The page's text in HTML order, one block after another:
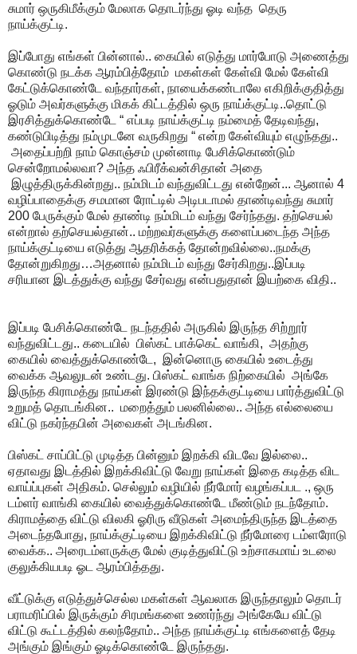
சுமார் ஒருகிமீக்கும் மேலாக தொடர்ந்து ஓடி வந்த தெரு
நாய்க்குட்டி.
இப்போது எங்கள் பின்னால்.. கையில் எடுத்து மார்போடு அணைத்து
கொண்டு நடக்க ஆரம்பித்தோம் மகள்கள் கேள்வி மேல் கேள்வி
கேட்டுக்கொண்டே வந்தார்கள், நாயைக்கண்டாலே எகிறிக்குதித்து
ஓடும் அவர்களுக்கு மிகக் கிட்டத்தில் ஒரு நாய்க்குட்டி..தொட்டு
இரசித்துக்கொண்டே “ எப்படி நாய்க்குட்டி நம்மைத் தேடிவந்து,
கண்டுபிடித்து நம்முடனே வருகிறது “ என்ற கேள்வியும் எழுந்தது..
அதைப்பற்றி நாம் கொஞ்சம் முன்னாடி பேசிக்கொண்டும்
சென்றோமல்லவா? அந்த ஃபிரீக்வன்சிதான் அதை
இழுத்திருக்கின்றது.. நம்மிடம் வந்துவிட்டது என்றேன்... ஆனால் 4
வழிப்பாதைக்கு சமமான ரோட்டில் அடிபடாமல் தாண்டிவந்து சுமார்
200 பேருக்கும் மேல் தாண்டி நம்மிடம் வந்து சேர்ந்தது. தற்செயல்
என்றால் தற்செயல்தான்.. மற்றவர்களுக்கு களைப்படைந்த அந்த
நாய்க்குட்டியை எடுத்து ஆதரிக்கத் தோன்றவில்லை..நமக்கு
தோன்றுகிறது…அதனால் நம்மிடம் வந்து சேர்கிறது..இப்படி
சரியான இடத்துக்கு வந்து சேர்வது என்பதுதான் இயற்கை விதி..
இப்படி பேசிக்கொண்டே நடந்ததில் அருகில் இருந்த சிற்றூர்
வந்துவிட்டது.. கடையில் பிஸ்கட் பாக்கெட் வாங்கி, அதற்கு
கையில் வைத்துக்கொண்டே, இன்னொரு கையில் உடைத்து
வைக்க ஆவலுடன் உண்டது. பிஸ்கட் வாங்க நிற்கையில் அங்கே
இருந்த கிராமத்து நாய்கள் இரண்டு இந்தக்குட்டியை பார்த்துவிட்டு
உறுமத் தொடங்கின.. மறைத்தும் பலனில்லை.. அந்த எல்லையை
விட்டு நகர்ந்தபின் அவைகள் அடங்கின.
பிஸ்கட் சாப்பிட்டு முடித்த பின்னும் இறக்கி விடவே இல்லை..
ஏதாவது இடத்தில் இறக்கிவிட்டு வேறு நாய்கள் இதை கடித்த விட
வாய்ப்புகள் அதிகம். செல்லும் வழியில் நீர்மோர் வழங்கப்பட ., ஒரு
டம்ளர் வாங்கி கையில் வைத்துக்கொண்டே மீண்டும் நடந்தோம்.
கிராமத்தை விட்டு விலகி ஓரிரு வீடுகள் அமைந்திருந்த இடத்தை
அடைந்தபோது, நாய்க்குட்டியை இறக்கிவிட்டு நீர்மோரை டம்ளரோடு
வைக்க.. அரைடம்ளருக்கு மேல் குடித்துவிட்டு உற்சாகமாய் உடலை
குலுக்கியபடி ஓட ஆரம்பித்தது.
வீட்டுக்கு எடுத்துச்செல்ல மகள்கள் ஆவலாக இருந்தாலும் தொடர்
பராமரிப்பில் இருக்கும் சிரமங்களை உணர்ந்து அங்கேயே விட்டு
விட்டு கூட்டத்தில் கலந்தோம்.. அந்த நாய்க்குட்டி எங்களைத் தேடி
அங்கும் இங்கும் ஓடிக்கொண்டே இருந்தது.